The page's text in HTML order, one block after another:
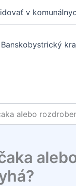
v
Banskobystrický
alebo